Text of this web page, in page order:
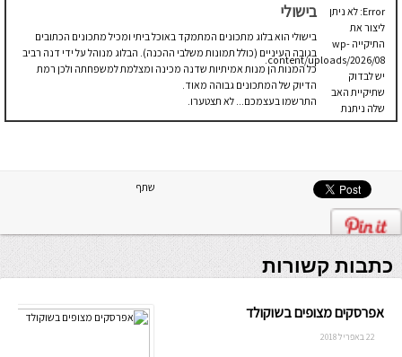
Error: לא ניתן
ליצור את
התיקייה wp-
content/uploads/2026/08.
יש לבדוק
שתיקיית האב
שלה ניתנת
לכתיבה.
בישולי
בישולי הוא בלוג מתכונים המתמקד באוכל ביתי ומכיל מתכונים הכתובים
בגובה העיניים (כולל תמונות משלבי ההכנה). הבלוג מנוהל על ידי דנה רביב
כל המנות הן מנות אמיתיות שדנה מכינה ומצלמת למשפחתה ולכן רמת
הדיוק של המתכונים גבוהה מאוד.
התרשמו בעצמכם... לא תצטערו.
שתף
כתבות קשורות
אפרסקים מצופים בשוקולד
22 באפריל 2018